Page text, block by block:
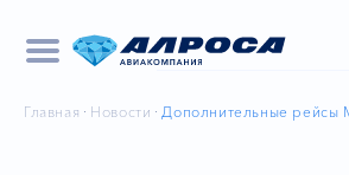
Главная Новости Дополнительные рейсы